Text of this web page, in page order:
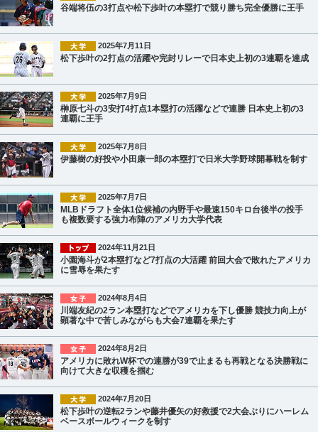
谷端将伍の3打点や松下歩叶の本塁打で競り勝ち完全優勝に王手
2025年7月11日
松下歩叶の2打点の活躍や完封リレーで日本史上初の3連覇を達成
2025年7月9日
榊原七斗の3安打4打点1本塁打の活躍などで連勝 日本史上初の3
連覇に王手
2025年7月8日
伊藤樹の好投や小田康一郎の本塁打で日米大学野球開幕戦を制す
2025年7月7日
MLBドラフト全体1位候補の内野手や最速150キロ台後半の投手
も複数要する強力布陣のアメリカ大学代表
2024年11月21日
小園海斗が2本塁打など7打点の大活躍 前回大会で敗れたアメリカ
に雪辱を果たす
2024年8月4日
川端友紀の2ラン本塁打などでアメリカを下し優勝 競技力向上が
顕著な中で苦しみながらも大会7連覇を果たす
2024年8月2日
アメリカに敗れW杯での連勝が39で止まるも再戦となる決勝戦に
向けて大きな収穫を掴む
2024年7月20日
松下歩叶の逆転2ランや藤井優矢の好救援で2大会ぶりにハーレム
ベースボールウィークを制す